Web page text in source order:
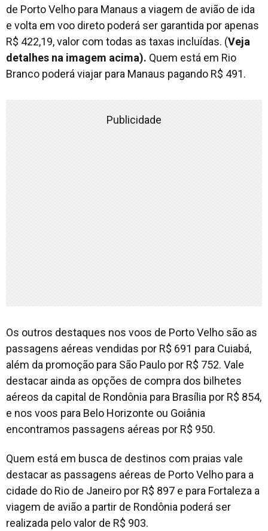
de Porto Velho para Manaus a viagem de avião de ida
e volta em voo direto poderá ser garantida por apenas
R$ 422,19, valor com todas as taxas incluídas. (Veja
detalhes na imagem acima). Quem está em Rio
Branco poderá viajar para Manaus pagando R$ 491.
Publicidade
Os outros destaques nos voos de Porto Velho são as
passagens aéreas vendidas por R$ 691 para Cuiabá,
além da promoção para São Paulo por R$ 752. Vale
destacar ainda as opções de compra dos bilhetes
aéreos da capital de Rondônia para Brasília por R$ 854,
e nos voos para Belo Horizonte ou Goiânia
encontramos passagens aéreas por R$ 950.
Quem está em busca de destinos com praias vale
destacar as passagens aéreas de Porto Velho para a
cidade do Rio de Janeiro por R$ 897 e para Fortaleza a
viagem de avião a partir de Rondônia poderá ser
realizada pelo valor de R$ 903.